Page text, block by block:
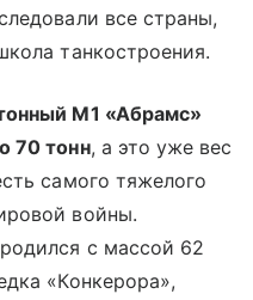
все страны,
танкостроения.
М1 «Абрамс»
70 тонн, а это уже вес
самого тяжелого
войны.
с массой 62
«Конкерора»,